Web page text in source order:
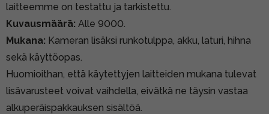
laitteemme on testattu ja tarkistettu.
Kuvausmäärä: Alle 9000.
Mukana: Kameran lisäksi runkotulppa, akku, laturi, hihna
sekä käyttöopas.
Huomioithan, että käytettyjen laitteiden mukana tulevat
lisävarusteet voivat vaihdella, eivätkä ne täysin vastaa
alkuperäispakkauksen sisältöä.